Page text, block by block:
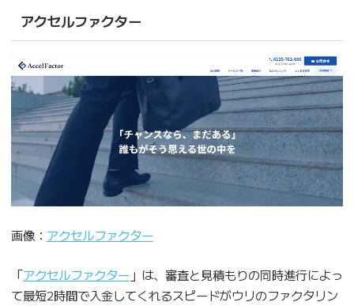
アクセルファクター
画像： アクセルファクター
「アクセルファクター 」は、審査と見積もりの同時進行によっ
て最短2時間で入金してくれるスピードがウリのファクタリン